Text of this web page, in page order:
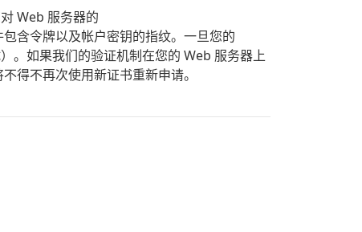
Web 服务器的
含令牌以及帐户密钥的指纹。一旦您的
。如果我们的验证机制在您的 Web 服务器上
得不再次使用新证书重新申请。